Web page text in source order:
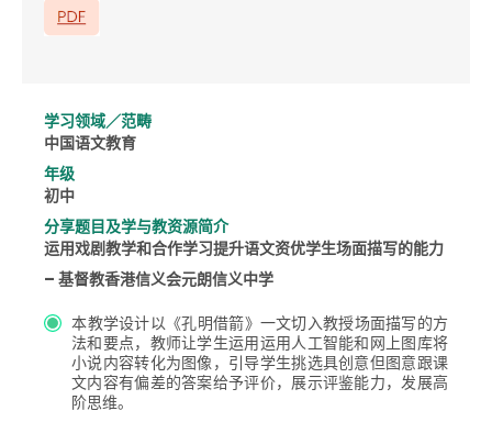
学习领域／范畴
中国语文教育
年级
初中
分享题目及学与教资源简介
运用戏剧教学和合作学习提升语文资优学生场面描写的能力
– 基督教香港信义会元朗信义中学
本教学设计以《孔明借箭》一文切入教授场面描写的方
法和要点，教师让学生运用运用人工智能和网上图库将
小说内容转化为图像，引导学生挑选具创意但图意跟课
文内容有偏差的答案给予评价，展示评鉴能力，发展高
阶思维。